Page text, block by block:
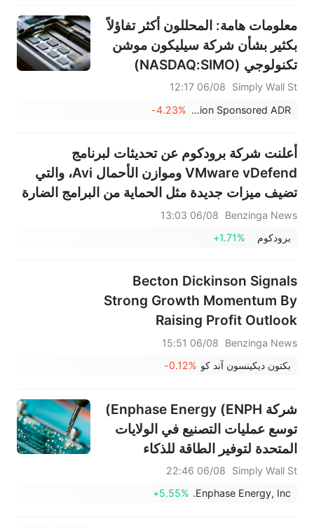
معلومات هامة: المحللون أكثر تفاؤلاً
بكثير بشأن شركة سيليكون موشن
تكنولوجي (NASDAQ:SIMO)
Simply Wall St
06/08 12:17
Silicon Motion Technology Corporation Sponsored ADR
-4.23%
أعلنت شركة برودكوم عن تحديثات لبرنامج
VMware vDefend وموازن الأحمال Avi، والتي
تضيف ميزات جديدة مثل الحماية من البرامج الضارة
في المواقع المحلية، وحماية واجهات برمجة
التطبيقات، ومساعد الذكاء الاصطناعي لأمن
Benzinga News
06/08 13:03
برودكوم
+1.71%
Becton Dickinson Signals
Strong Growth Momentum By
Raising Profit Outlook
Benzinga News
06/08 15:51
بكتون ديكينسون آند كو -0.12%
شركة Enphase Energy (ENPH)
توسع عمليات التصنيع في الولايات
المتحدة لتوفير الطاقة للذكاء
الاصطناعي، فهل لا تزال قيمتها أقل
من قيمتها العادلة؟
Simply Wall St
06/08 22:46
Enphase Energy, Inc.
+5.55%